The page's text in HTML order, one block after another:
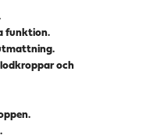
funktion.
och